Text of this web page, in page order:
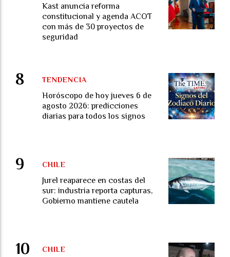
Kast anuncia reforma
constitucional y agenda ACOT
con más de 30 proyectos de
seguridad
Horóscopo de hoy jueves 6 de
agosto 2026: predicciones
diarias para todos los signos
TENDENCIA
Jurel reaparece en costas del
sur: industria reporta capturas,
Gobierno mantiene cautela
CHILE
CHILE